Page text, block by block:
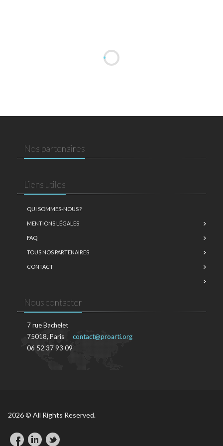
Nos partenaires
Liens utiles
QUI SOMMES-NOUS ?
MENTIONS LÉGALES
FAQ
TOUS NOS PARTENAIRES
CONTACT
Nous contacter
7 rue Bachelet
75018, Paris
06 52 37 93 09
contact@proarti.org
2026 © All Rights Reserved.